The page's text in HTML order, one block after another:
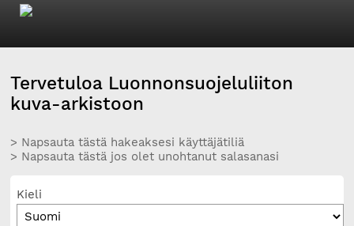
Tervetuloa Luonnonsuojeluliiton
kuva-arkistoon
> Napsauta tästä hakeaksesi käyttäjätiliä
> Napsauta tästä jos olet unohtanut salasanasi
Kieli